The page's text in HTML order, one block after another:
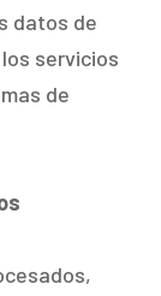
datos de
servicios
de